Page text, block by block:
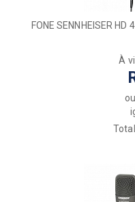
FONE SENNHEISER HD
À
ou